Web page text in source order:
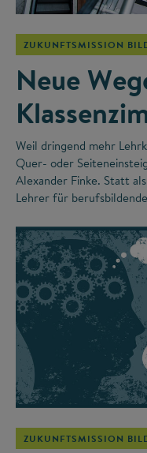
ZUKUNFTSMISSION
Neue
Weil dringend mehr
Quer- oder
Alexander Finke. Statt
Lehrer für
ZUKUNFTSMISSION